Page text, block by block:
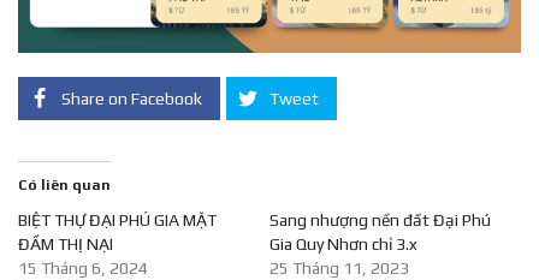
Share on Facebook Tweet
Có liên quan
BIỆT THỰ ĐẠI PHÚ GIA MẶT
ĐẦM THỊ NẠI
15 Tháng 6, 2024
Sang nhượng nền đất Đại Phú
Gia Quy Nhơn chỉ 3.x
25 Tháng 11, 2023